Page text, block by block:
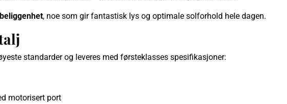
, noe som gir fantastisk lys og optimale solforhold hele dagen.
standarder og leveres med førsteklasses spesifikasjoner:
motorisert port